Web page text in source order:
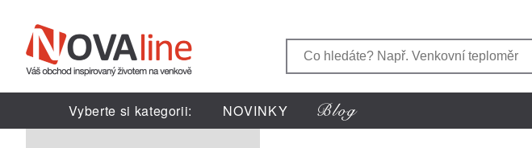
Vyberte si kategorii: NOVINKY